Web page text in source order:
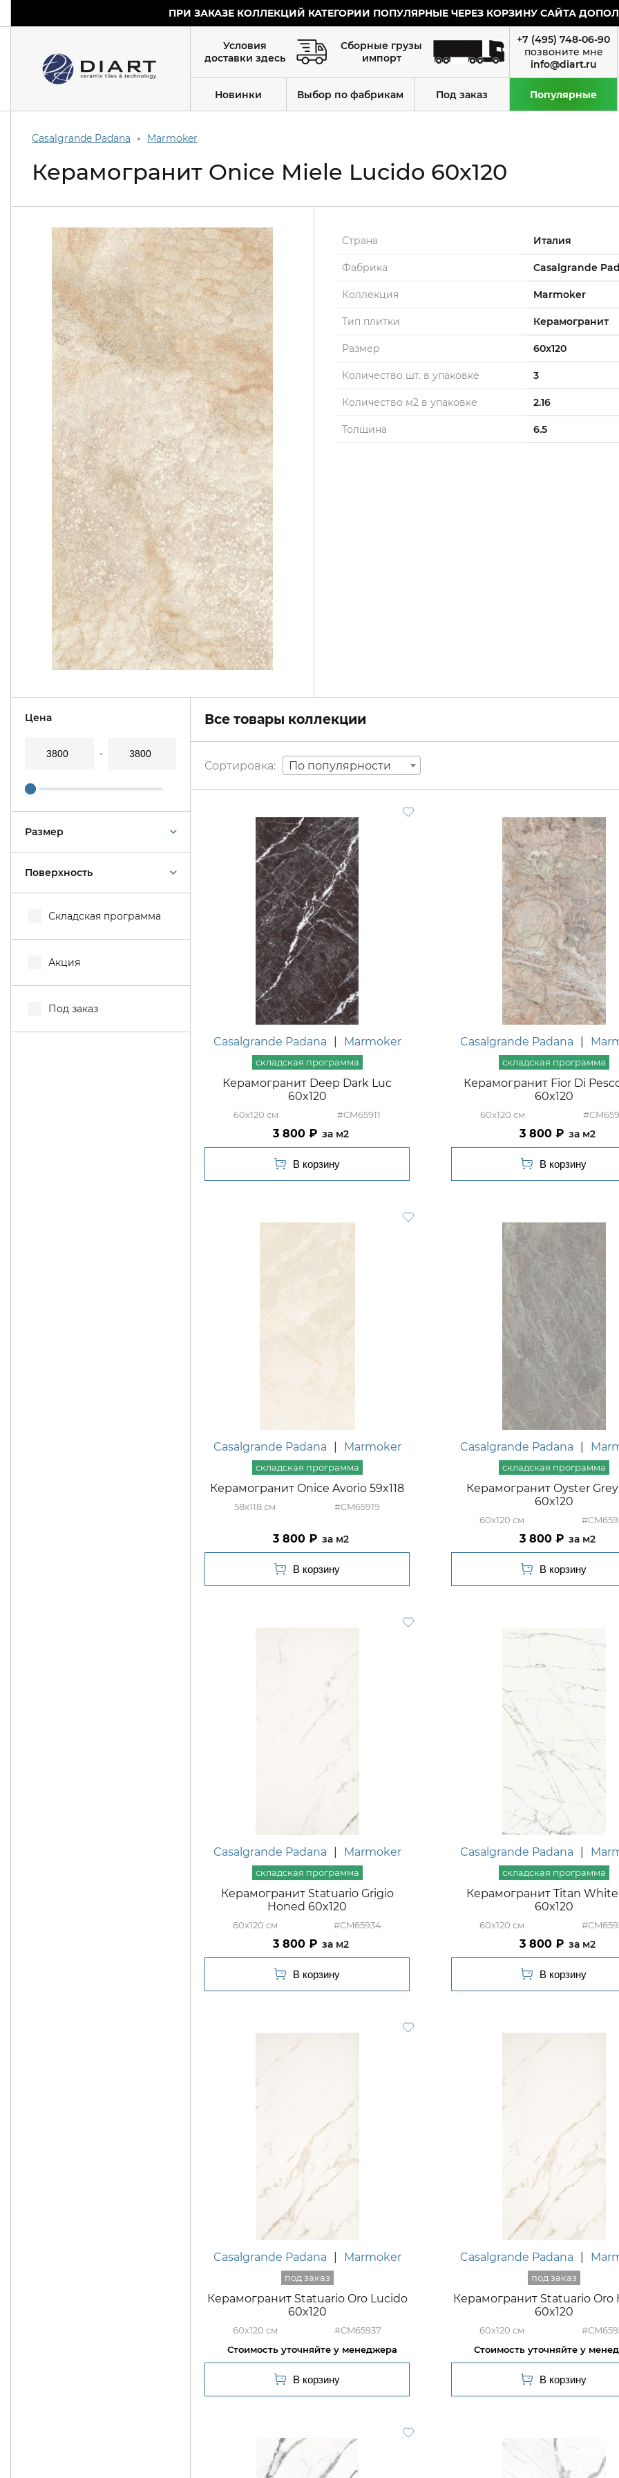
ПРИ ЗАКАЗЕ КОЛЛЕКЦИЙ КАТЕГОРИИ ПОПУЛЯРНЫЕ ЧЕРЕЗ КОРЗИНУ САЙТА
Условия
доставки здесь
Сборные грузы
импорт
+7 (495) 748-06-90
info@diart.ru
Новинки Выбор по фабрикам Под заказ Популярные
Casalgrande Padana Marmoker
Керамогранит Onice Miele Lucido 60x120
Страна Италия
Фабрика Casalgrande
Коллекция Marmoker
Тип плитки Керамогранит
Размер 60x120
Количество шт. в упаковке 3
Количество м2 в упаковке 2.16
Толщина 6.5
Цена
Размер
Поверхность
Складская программа
Акция
Под заказ
Все товары коллекции
По популярности
Casalgrande Padana Marmoker
Керамогранит Deep Dark Luc
60x120
60x120 #CM65911
3 800 м2
Casalgrande Padana
Керамогранит Fior Di
60x120
60x120
3 800 м2
Casalgrande Padana Marmoker
Керамогранит Onice Avorio 59x118
58x118 #CM65919
3 800 м2
Casalgrande Padana
Керамогранит Oyster
60x120
60x120
3 800 м2
Casalgrande Padana Marmoker
Керамогранит Statuario Grigio
Honed 60x120
60x120 #CM65934
3 800 м2
Casalgrande Padana
Керамогранит Titan
60x120
60x120
3 800 м2
Casalgrande Padana Marmoker
Керамогранит Statuario Oro Lucido
60x120
60x120 #CM65937
Casalgrande Padana
Керамогранит Statuario Oro
60x120
60x120